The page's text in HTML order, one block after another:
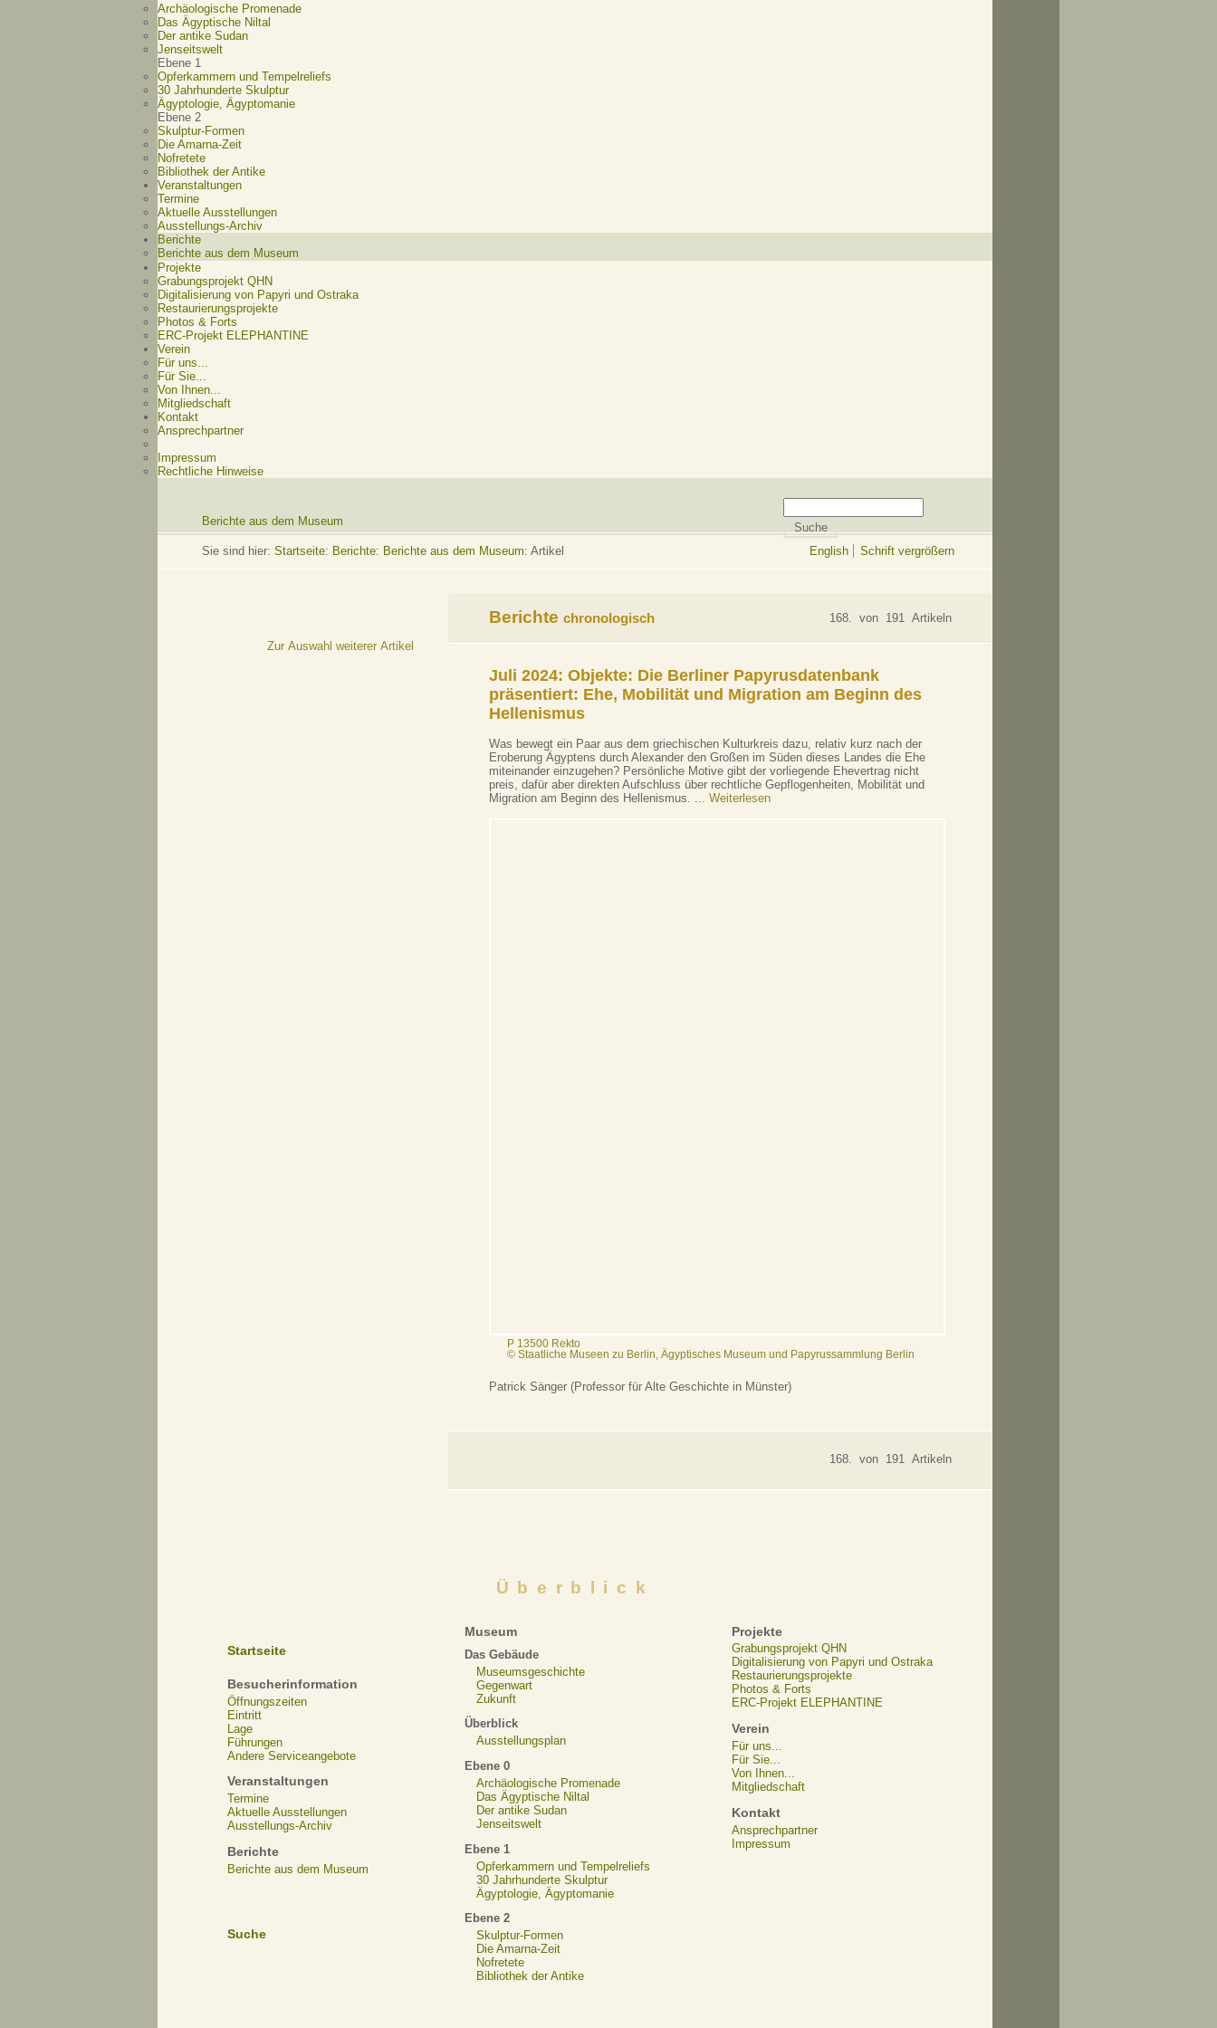
Archäologische Promenade
Das Ägyptische Niltal
Der antike Sudan
Jenseitswelt
Ebene 1
Opferkammern und Tempelreliefs
30 Jahrhunderte Skulptur
Ägyptologie, Ägyptomanie
Ebene 2
Skulptur-Formen
Die Amarna-Zeit
Nofretete
Bibliothek der Antike
Veranstaltungen
Termine
Aktuelle Ausstellungen
Ausstellungs-Archiv
Berichte
Berichte aus dem Museum
Projekte
Grabungsprojekt QHN
Digitalisierung von Papyri und Ostraka
Restaurierungsprojekte
Photos & Forts
ERC-Projekt ELEPHANTINE
Verein
Für uns...
Für Sie...
Von Ihnen...
Mitgliedschaft
Kontakt
Ansprechpartner
Impressum
Rechtliche Hinweise
Berichte aus dem Museum
Sie sind hier: Startseite: Berichte: Berichte aus dem Museum: Artikel English Schrift vergrößern
Zur Auswahl weiterer Artikel
168. von 191 Artikeln
Berichte chronologisch
Juli 2024: Objekte: Die Berliner Papyrusdatenbank
präsentiert: Ehe, Mobilität und Migration am Beginn des
Hellenismus
Was bewegt ein Paar aus dem griechischen Kulturkreis dazu, relativ kurz nach der
Eroberung Ägyptens durch Alexander den Großen im Süden dieses Landes die Ehe
miteinander einzugehen? Persönliche Motive gibt der vorliegende Ehevertrag nicht
preis, dafür aber direkten Aufschluss über rechtliche Gepflogenheiten, Mobilität und
Migration am Beginn des Hellenismus. ... Weiterlesen
P 13500 Rekto
© Staatliche Museen zu Berlin, Ägyptisches Museum und Papyrussammlung Berlin
Patrick Sänger (Professor für Alte Geschichte in Münster)
168. von 191 Artikeln
Überblick
Startseite
Besucherinformation
Öffnungszeiten
Eintritt
Lage
Führungen
Andere Serviceangebote
Veranstaltungen
Termine
Aktuelle Ausstellungen
Ausstellungs-Archiv
Berichte
Berichte aus dem Museum
Suche
Museum
Das Gebäude
Museumsgeschichte
Gegenwart
Zukunft
Überblick
Ausstellungsplan
Ebene 0
Archäologische Promenade
Das Ägyptische Niltal
Der antike Sudan
Jenseitswelt
Ebene 1
Opferkammern und Tempelreliefs
30 Jahrhunderte Skulptur
Ägyptologie, Ägyptomanie
Ebene 2
Skulptur-Formen
Die Amarna-Zeit
Nofretete
Bibliothek der Antike
Projekte
Grabungsprojekt QHN
Digitalisierung von Papyri und Ostraka
Restaurierungsprojekte
Photos & Forts
ERC-Projekt ELEPHANTINE
Verein
Für uns...
Für Sie...
Von Ihnen...
Mitgliedschaft
Kontakt
Ansprechpartner
Impressum